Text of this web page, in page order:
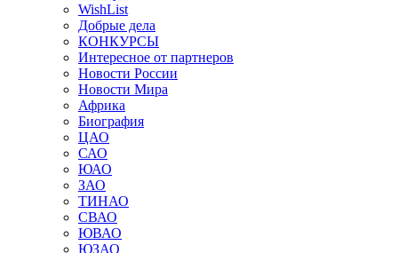
WishList
Добрые дела
КОНКУРСЫ
Интересное от партнеров
Новости России
Новости Мира
Африка
Биография
ЦАО
САО
ЮАО
ЗАО
ТИНАО
СВАО
ЮВАО
ЮЗАО